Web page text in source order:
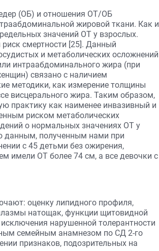
(ОБ) и отношения ОТ/ОБ
жировой ткани. Как и
значений ОТ у взрослых.
смертности [25]. Данный
и метаболических осложнений
интраабдоминального жира (при
связано с наличием
методики, как измерение толщины
висцерального жира. Таким образом,
практику как наименее инвазивный и
риском метаболических
о нормальных значениях ОТ у
данным, полученным нами при
с 45 детьми без ожирения,
имели ОТ более 74 см, а все девочки с
оценку липидного профиля,
натощак, функции щитовидной
нарушенной толерантности
семейным анамнезом по СД 2-го
признаков, подозрительных на